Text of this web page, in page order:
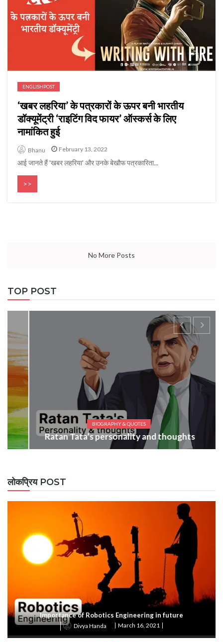
ENGLISHPOST
‘खबर लहरिया’ के पत्रकारों के ऊपर बनी भारतीय
डॉक्यूमेंट्री ‘राइटिंग विद फायर’ ऑस्कर्स के लिए
नामांकित हुई
Bhanu February 13, 2022
आई जानते हैं 'खबर लहरिया' और उनके बेखौफ पत्रकारिता...
>>
No More Posts
TOP POST
BIOGRAPHY & QUOTES
Ratan Tata’s personality and thoughts
लोकप्रिय POST
Importance of Robotics Engineering in future
Divya Handa March 16, 2021